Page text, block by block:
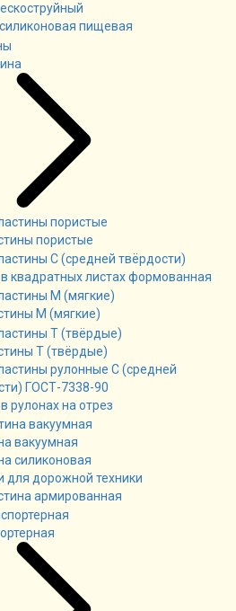
пищевая
пористые
квадратных листах формованная
М (мягкие)
Т (твёрдые)
рулонах на отрез
вакуумная
силиконовая
для дорожной техники
армированная